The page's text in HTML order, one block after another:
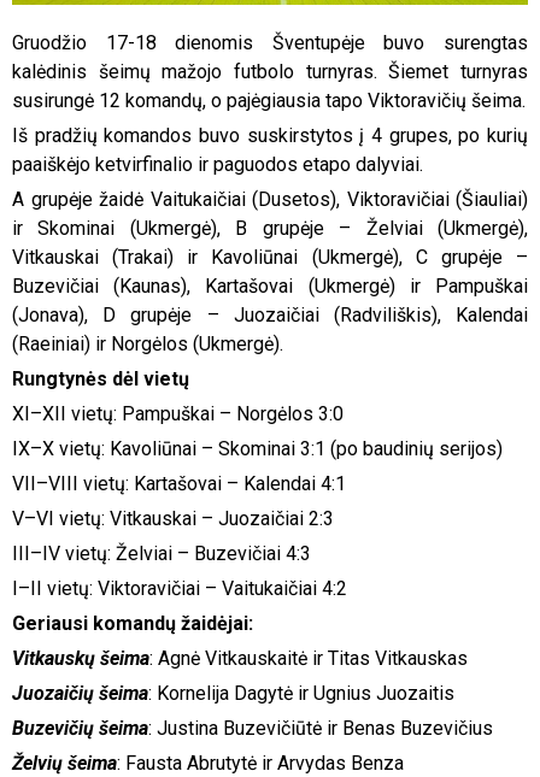
Gruodžio 17-18 dienomis Šventupėje buvo surengtas
kalėdinis šeimų mažojo futbolo turnyras. Šiemet turnyras
susirungė 12 komandų, o pajėgiausia tapo Viktoravičių šeima.
Iš pradžių komandos buvo suskirstytos į 4 grupes, po kurių
paaiškėjo ketvirfinalio ir paguodos etapo dalyviai.
A grupėje žaidė Vaitukaičiai (Dusetos), Viktoravičiai (Šiauliai)
ir Skominai (Ukmergė), B grupėje – Želviai (Ukmergė),
Vitkauskai (Trakai) ir Kavoliūnai (Ukmergė), C grupėje –
Buzevičiai (Kaunas), Kartašovai (Ukmergė) ir Pampuškai
(Jonava), D grupėje – Juozaičiai (Radviliškis), Kalendai
(Raeiniai) ir Norgėlos (Ukmergė).
Rungtynės dėl vietų
XI–XII vietų: Pampuškai – Norgėlos 3:0
IX–X vietų: Kavoliūnai – Skominai 3:1 (po baudinių serijos)
VII–VIII vietų: Kartašovai – Kalendai 4:1
V–VI vietų: Vitkauskai – Juozaičiai 2:3
III–IV vietų: Želviai – Buzevičiai 4:3
I–II vietų: Viktoravičiai – Vaitukaičiai 4:2
Geriausi komandų žaidėjai:
Vitkauskų šeima: Agnė Vitkauskaitė ir Titas Vitkauskas
Juozaičių šeima: Kornelija Dagytė ir Ugnius Juozaitis
Buzevičių šeima: Justina Buzevičiūtė ir Benas Buzevičius
Želvių šeima: Fausta Abrutytė ir Arvydas Benza